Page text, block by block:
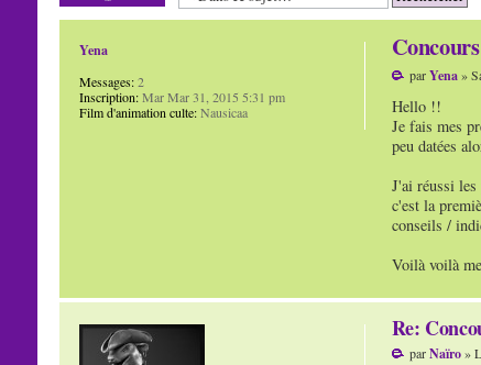
parYena»
Hello !!
Je fais mes
peu datées
J'ai réussi
c'est la
conseils /
Voilà voilà
Yena
Messages:2
Inscription:Mar Mar 31, 2015 5:31 pm
Film d'animation culte:Nausicaa
Re:
parNaïro»